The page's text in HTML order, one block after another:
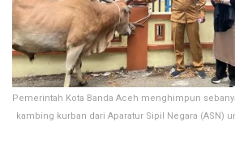
Pemerintah Kota Banda Aceh menghimpun
kambing kurban dari Aparatur Sipil Negara (ASN)